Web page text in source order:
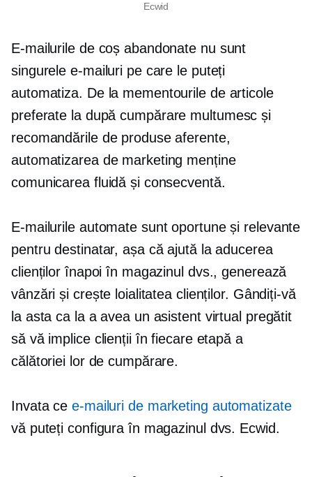
Ecwid
E-mailurile de coș abandonate nu sunt
singurele e-mailuri pe care le puteți
automatiza. De la mementourile de articole
preferate la după cumpărare multumesc și
recomandările de produse aferente,
automatizarea de marketing menține
comunicarea fluidă și consecventă.
E-mailurile automate sunt oportune și relevante
pentru destinatar, așa că ajută la aducerea
clienților înapoi în magazinul dvs., generează
vânzări și crește loialitatea clienților. Gândiți-vă
la asta ca la a avea un asistent virtual pregătit
să vă implice clienții în fiecare etapă a
călătoriei lor de cumpărare.
Invata cee-mailuri de marketing automatizate
vă puteți configura în magazinul dvs. Ecwid.